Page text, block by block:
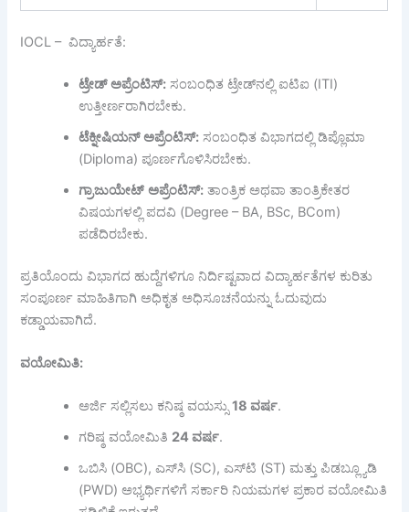
IOCL – ವಿದ್ಯಾರ್ಹತೆ:
ಟ್ರೇಡ್ ಅಪ್ರೆಂಟಿಸ್: ಸಂಬಂಧಿತ ಟ್ರೇಡ್‌ನಲ್ಲಿ ಐಟಿಐ (ITI)
ಉತ್ತೀರ್ಣರಾಗಿರಬೇಕು.
ಟೆಕ್ನೀಷಿಯನ್ ಅಪ್ರೆಂಟಿಸ್: ಸಂಬಂಧಿತ ವಿಭಾಗದಲ್ಲಿ ಡಿಪ್ಲೊಮಾ
(Diploma) ಪೂರ್ಣಗೊಳಿಸಿರಬೇಕು.
ಗ್ರಾಜುಯೇಟ್ ಅಪ್ರೆಂಟಿಸ್: ತಾಂತ್ರಿಕ ಅಥವಾ ತಾಂತ್ರಿಕೇತರ
ವಿಷಯಗಳಲ್ಲಿ ಪದವಿ (Degree – BA, BSc, BCom)
ಪಡೆದಿರಬೇಕು.
ಪ್ರತಿಯೊಂದು ವಿಭಾಗದ ಹುದ್ದೆಗಳಿಗೂ ನಿರ್ದಿಷ್ಟವಾದ ವಿದ್ಯಾರ್ಹತೆಗಳ ಕುರಿತು
ಸಂಪೂರ್ಣ ಮಾಹಿತಿಗಾಗಿ ಅಧಿಕೃತ ಅಧಿಸೂಚನೆಯನ್ನು ಓದುವುದು
ಕಡ್ಡಾಯವಾಗಿದೆ.
ವಯೋಮಿತಿ:
ಅರ್ಜಿ ಸಲ್ಲಿಸಲು ಕನಿಷ್ಠ ವಯಸ್ಸು18 ವರ್ಷ.
ಗರಿಷ್ಠ ವಯೋಮಿತಿ 24 ವರ್ಷ.
ಒಬಿಸಿ (OBC), ಎಸ್‌ಸಿ (SC), ಎಸ್‌ಟಿ (ST) ಮತ್ತು ಪಿಡಬ್ಲ್ಯೂಡಿ
(PWD) ಅಭ್ಯರ್ಥಿಗಳಿಗೆ ಸರ್ಕಾರಿ ನಿಯಮಗಳ ಪ್ರಕಾರ ವಯೋಮಿತಿ